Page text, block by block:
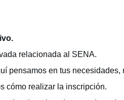
.
relacionada al SENA.
pensamos en tus necesidades,
cómo realizar la inscripción.